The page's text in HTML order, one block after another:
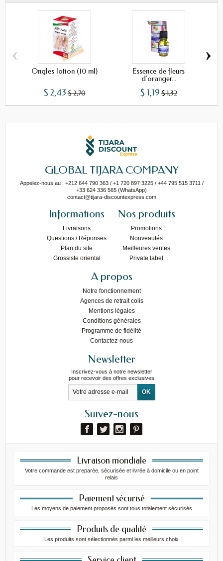
Ongles lotion (10 ml)
$ 2,43 $ 2,70
Essence de fleurs
d'oranger...
$ 1,19 $ 1,32
‹ ›
GLOBAL TIJARA COMPANY
Appelez-nous au : +212 644 790 363 / +1 720 897 3225 / +44 795 515 3711 /
+33 624 336 565 (WhatsApp)
contact@tijara-discountexpress.com
Informations
Livraisons
Questions / Réponses
Plan du site
Grossiste oriental
Nos produits
Promotions
Nouveautés
Meilleures ventes
Private label
A propos
Notre fonctionnement
Agences de retrait colis
Mentions légales
Conditions générales
Programme de fidélité
Contactez-nous
Newsletter
Inscrivez-vous à notre newsletter
pour recevoir des offres exclusives
Suivez-nous
Livraison mondiale
Votre commande est preparée, sécurisée et livrée à domicile ou en point
relais
Paiement sécurisé
Les moyens de paiement proposés sont tous totalement sécurisés
Produits de qualité
Les produits sont sélectionnés parmi les meilleurs choix